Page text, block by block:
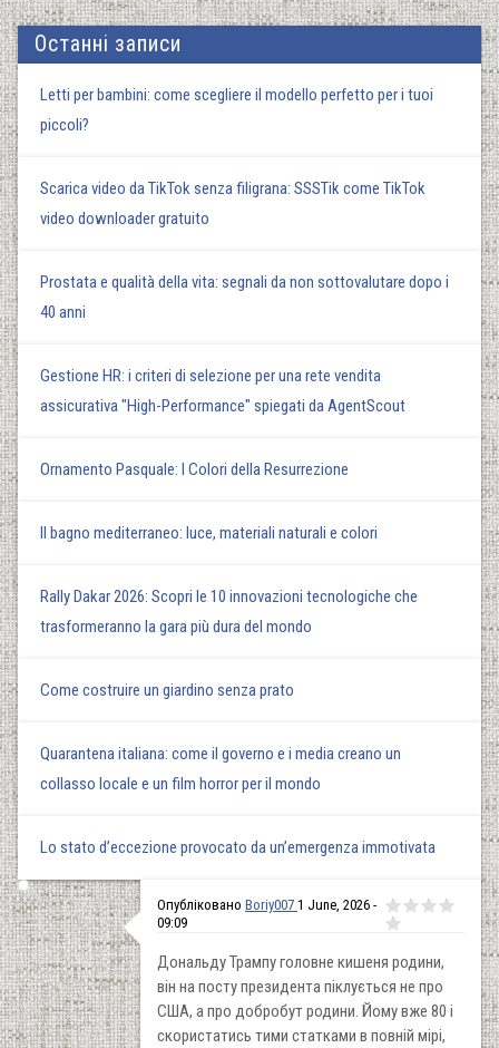
Останні записи
Letti per bambini: come scegliere il modello perfetto per i tuoi
piccoli?
Scarica video da TikTok senza filigrana: SSSTik come TikTok
video downloader gratuito
Prostata e qualità della vita: segnali da non sottovalutare dopo i
40 anni
Gestione HR: i criteri di selezione per una rete vendita
assicurativa "High-Performance" spiegati da AgentScout
Ornamento Pasquale: I Colori della Resurrezione
Il bagno mediterraneo: luce, materiali naturali e colori
Rally Dakar 2026: Scopri le 10 innovazioni tecnologiche che
trasformeranno la gara più dura del mondo
Come costruire un giardino senza prato
Quarantena italiana: come il governo e i media creano un
collasso locale e un film horror per il mondo
Lo stato d’eccezione provocato da un’emergenza immotivata
Опубліковано Boriy007 1 June, 2026 -
09:09
Дональду Трампу головне кишеня родини,
він на посту президента піклується не про
США, а про добробут родини. Йому вже 80 і
скористатись тими статками в повній мірі,